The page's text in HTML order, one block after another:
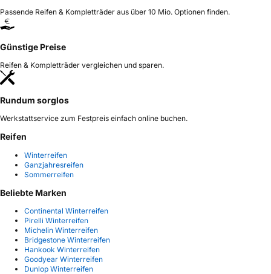
Passende Reifen & Kompletträder aus über 10 Mio. Optionen finden.
Günstige Preise
Reifen & Kompletträder vergleichen und sparen.
Rundum sorglos
Werkstattservice zum Festpreis einfach online buchen.
Reifen
Winterreifen
Ganzjahresreifen
Sommerreifen
Beliebte Marken
Continental Winterreifen
Pirelli Winterreifen
Michelin Winterreifen
Bridgestone Winterreifen
Hankook Winterreifen
Goodyear Winterreifen
Dunlop Winterreifen